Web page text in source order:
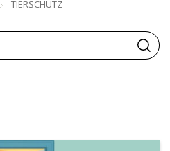
TIERSCHUTZ